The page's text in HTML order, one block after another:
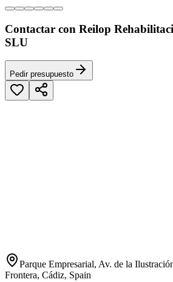
Contactar con Reilop
SLU
Pedir presupuesto
Parque Empresarial, Av. de la
Frontera, Cádiz, Spain